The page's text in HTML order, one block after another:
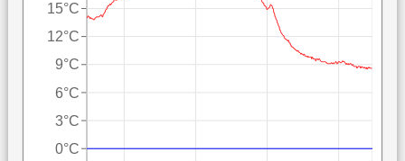
0°C
3°C
6°C
9°C
12°C
15°C